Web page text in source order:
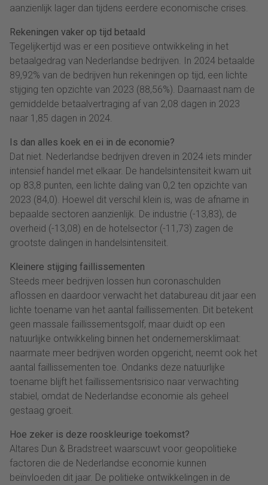
aanzienlijk lager dan tijdens eerdere economische crises.
Rekeningen vaker op tijd betaald
Tegelijkertijd was er een positieve ontwikkeling in het
betaalgedrag van Nederlandse bedrijven. In 2024 betaalde
89,92% van de bedrijven hun rekeningen op tijd, een lichte
stijging ten opzichte van 2023 (88,56%). Daarnaast nam de
gemiddelde betaalvertraging af van 2,08 dagen in 2023
naar 1,85 dagen in 2024.
Is dan alles koek en ei in de economie?
Dat niet. Nederlandse bedrijven dreven in 2024 iets minder
intensief handel met elkaar. De handelsintensiteit kwam uit
op 83,8 punten, een lichte daling van 0,2 ten opzichte van
2023 (84,0). Hoewel dit verschil klein is, was de afname in
bepaalde sectoren aanzienlijk. De industrie (-13,83), de
overheid (-13,08) en de hotelsector (-11,73) zagen de
grootste dalingen in handelsintensiteit.
Kleinere stijging faillissementen
Steeds meer bedrijven lossen hun coronaschulden
aflossen en daardoor verwacht het databureau dit jaar een
lichte toename van het aantal faillissementen. Dit betekent
geen massale faillissementsgolf, maar duidt op een
natuurlijke ontwikkeling binnen het ondernemersklimaat:
naarmate meer bedrijven worden opgericht, neemt ook het
aantal faillissementen toe. Ondanks deze natuurlijke
toename blijft het faillissementsrisico naar verwachting
stabiel, omdat de Nederlandse economie als geheel
gestaag groeit.
Hoe zeker is deze rooskleurige toekomst?
Altares Dun & Bradstreet waarscuwt voor geopolitieke
factoren die de Nederlandse economie kunnen
beïnvloeden dit jaar. De politieke ontwikkelingen in de